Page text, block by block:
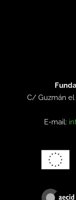
C/ Guzmán
E-mail: